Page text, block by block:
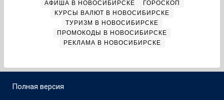
АФИША В НОВОСИБИРСКЕ
ГОРОСКОП
КУРСЫ ВАЛЮТ В НОВОСИБИРСКЕ
ТУРИЗМ В НОВОСИБИРСКЕ
ПРОМОКОДЫ В НОВОСИБИРСКЕ
РЕКЛАМА В НОВОСИБИРСКЕ
Полная версия